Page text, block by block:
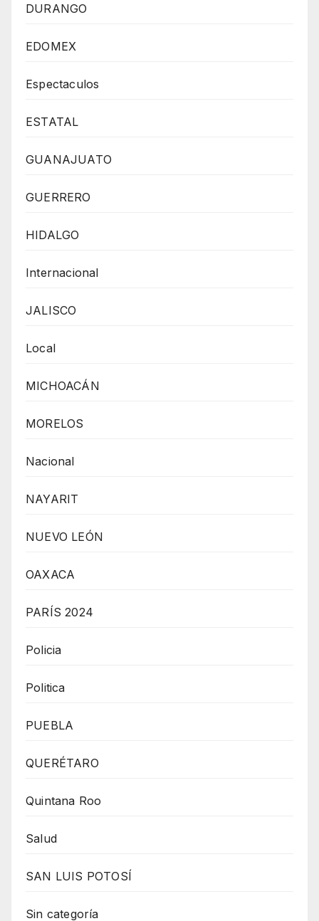
DURANGO
EDOMEX
Espectaculos
ESTATAL
GUANAJUATO
GUERRERO
HIDALGO
Internacional
JALISCO
Local
MICHOACÁN
MORELOS
Nacional
NAYARIT
NUEVO LEÓN
OAXACA
PARÍS 2024
Policia
Politica
PUEBLA
QUERÉTARO
Quintana Roo
Salud
SAN LUIS POTOSÍ
Sin categoría